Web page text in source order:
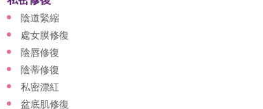
陰道緊縮
處女膜修復
陰唇修復
陰蒂修復
私密漂紅
盆底肌修復